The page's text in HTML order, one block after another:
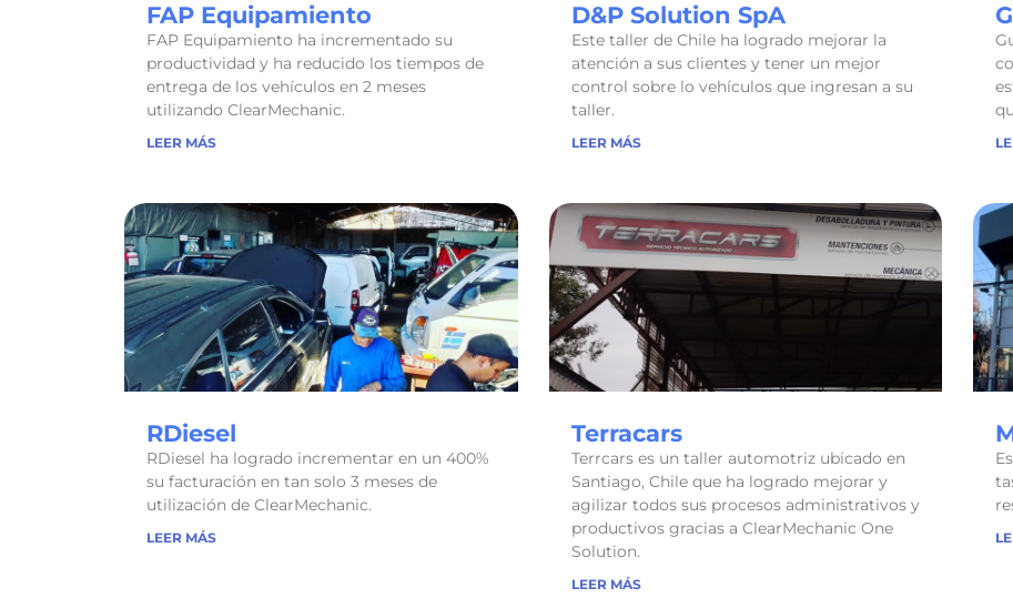
FAP Equipamiento
FAP Equipamiento ha incrementado su
productividad y ha reducido los tiempos de
entrega de los vehículos en 2 meses
utilizando ClearMechanic.
LEER MÁS
D&P Solution SpA
Este taller de Chile ha logrado mejorar la
atención a sus clientes y tener un mejor
control sobre lo vehículos que ingresan a su
taller.
LEER MÁS
RDiesel
RDiesel ha logrado incrementar en un 400%
su facturación en tan solo 3 meses de
utilización de ClearMechanic.
LEER MÁS
Terracars
Terrcars es un taller automotriz ubicado en
Santiago, Chile que ha logrado mejorar y
agilizar todos sus procesos administrativos y
productivos gracias a ClearMechanic One
Solution.
LEER MÁS